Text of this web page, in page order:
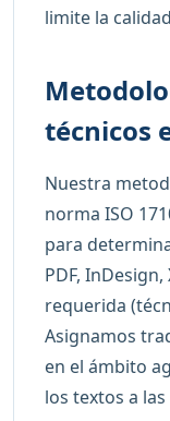
limite la
técnicos
Nuestra
norma ISO
para
PDF, InDesign,
requerida
Asignamos
en el ámbito
los textos a